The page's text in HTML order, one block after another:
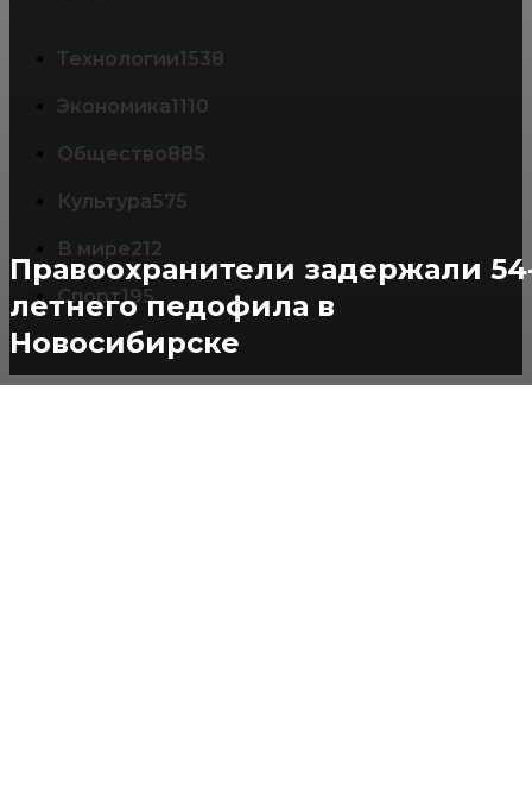
Правоохранители задержали
летнего педофила в
Новосибирске
Технологии1538
Экономика1110
Общество885
Культура575
В мире212
Спорт195